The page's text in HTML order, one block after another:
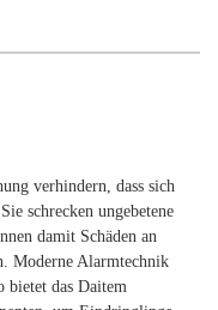
verhindern, dass sich
schrecken ungebetene
damit Schäden an
Moderne Alarmtechnik
bietet das Daitem